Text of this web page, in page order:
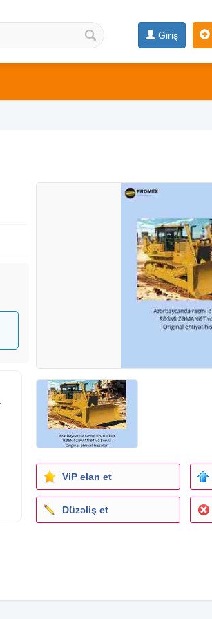
Giriş
ViP elan et
Düzəliş et